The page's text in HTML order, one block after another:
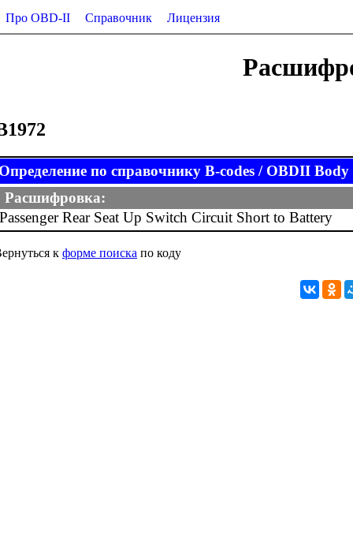
Про OBD-II Справочник Лицензия
по справочнику B-codes / OBDII Body
Расшифровка:
Passenger Rear Seat Up Switch Circuit Short to Battery
к форме поиска по коду